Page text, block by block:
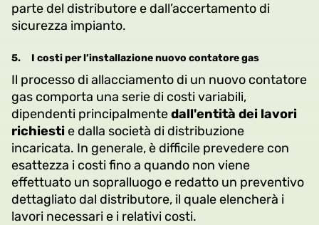
parte del distributore e dall’accertamento di
sicurezza impianto.
5. I costi per l’installazione nuovo contatore gas
Il processo di allacciamento di un nuovo contatore
gas comporta una serie di costi variabili,
dipendenti principalmentedall'entità dei lavori
richiestie dalla società di distribuzione
incaricata. In generale, è difficile prevedere con
esattezza i costi fino a quando non viene
effettuato un sopralluogo e redatto un preventivo
dettagliato dal distributore, il quale elencherà i
lavori necessari e i relativi costi.